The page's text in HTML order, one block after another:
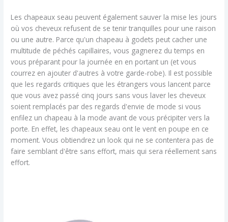
Les chapeaux seau peuvent également sauver la mise les jours
où vos cheveux refusent de se tenir tranquilles pour une raison
ou une autre. Parce qu'un chapeau à godets peut cacher une
multitude de péchés capillaires, vous gagnerez du temps en
vous préparant pour la journée en en portant un (et vous
courrez en ajouter d'autres à votre garde-robe). Il est possible
que les regards critiques que les étrangers vous lancent parce
que vous avez passé cinq jours sans vous laver les cheveux
soient remplacés par des regards d'envie de mode si vous
enfilez un chapeau à la mode avant de vous précipiter vers la
porte. En effet, les chapeaux seau ont le vent en poupe en ce
moment. Vous obtiendrez un look qui ne se contentera pas de
faire semblant d'être sans effort, mais qui sera réellement sans
effort.